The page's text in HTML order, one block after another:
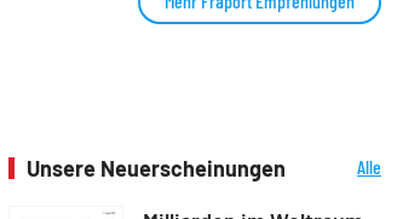
Unsere Neuerscheinungen
Alle